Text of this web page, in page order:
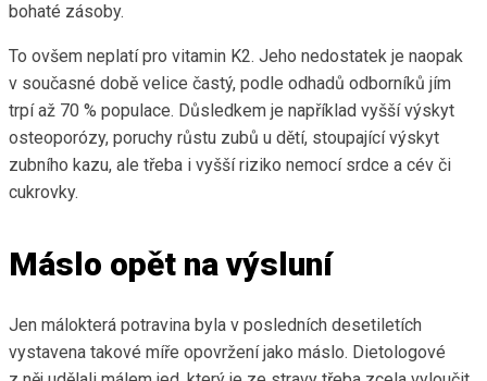
bohaté zásoby.
To ovšem neplatí pro vitamin K2. Jeho nedostatek je naopak
v současné době velice častý, podle odhadů odborníků jím
trpí až 70 % populace. Důsledkem je například vyšší výskyt
osteoporózy, poruchy růstu zubů u dětí, stoupající výskyt
zubního kazu, ale třeba i vyšší riziko nemocí srdce a cév či
cukrovky.
Máslo opět na výsluní
Jen málokterá potravina byla v posledních desetiletích
vystavena takové míře opovržení jako máslo. Dietologové